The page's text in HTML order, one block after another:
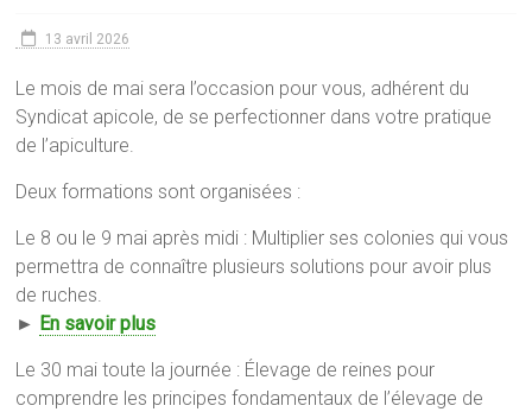
13 avril 2026
Le mois de mai sera l’occasion pour vous, adhérent du
Syndicat apicole, de se perfectionner dans votre pratique
de l’apiculture.
Deux formations sont organisées :
Le 8 ou le 9 mai après midi : Multiplier ses colonies qui vous
permettra de connaître plusieurs solutions pour avoir plus
de ruches.
► En savoir plus
‍Le 30 mai toute la journée : Élevage de reines pour
comprendre les principes fondamentaux de l’élevage de